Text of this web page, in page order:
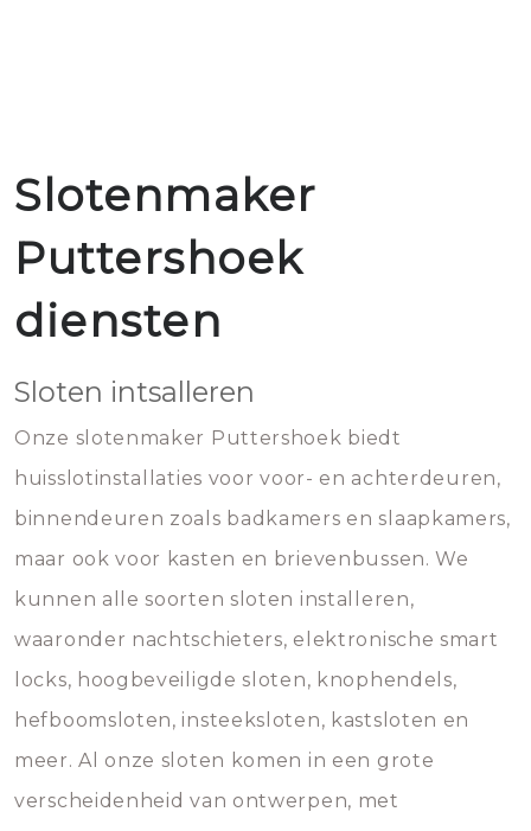
Slotenmaker
Puttershoek
diensten
Sloten intsalleren
Onze slotenmaker Puttershoek biedt
huisslotinstallaties voor voor- en achterdeuren,
binnendeuren zoals badkamers en slaapkamers,
maar ook voor kasten en brievenbussen. We
kunnen alle soorten sloten installeren,
waaronder nachtschieters, elektronische smart
locks, hoogbeveiligde sloten, knophendels,
hefboomsloten, insteeksloten, kastsloten en
meer. Al onze sloten komen in een grote
verscheidenheid van ontwerpen, met